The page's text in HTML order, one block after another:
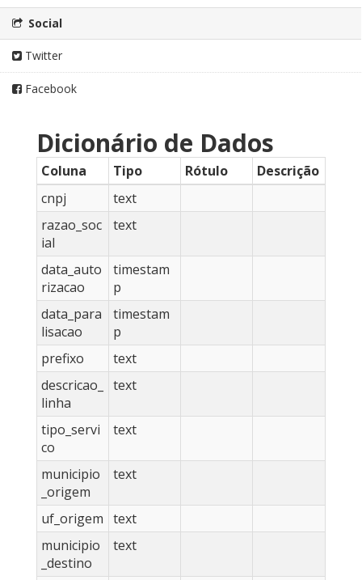
Social
Twitter
Facebook
Dicionário de Dados
Coluna Tipo Rótulo
Descrição
cnpj
text
razao_soc
ial
text
data_auto
rizacao
timestam
p
data_para
lisacao
timestam
p
prefixo
text
descricao_
linha
text
tipo_servi
co
text
municipio
_origem
text
uf_origem text
municipio
_destino
text